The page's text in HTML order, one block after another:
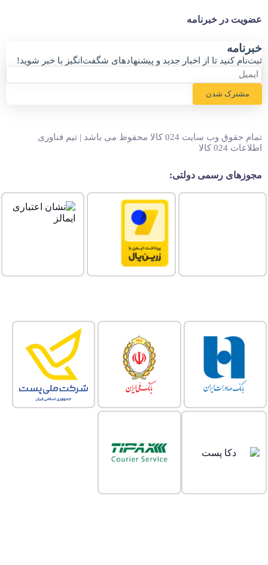
عضویت در خبرنامه
خبر‌نامه
ثبت‌نام کنید تا از اخبار جدید و پیشنهاد‌های شگفت‌انگیز با خبر شوید!
مشترک شدن
تمام حقوق وب سایت 024 کالا محفوظ می باشد | تیم فناوری
اطلاعات 024 کالا
مجوزهای رسمی دولتی: